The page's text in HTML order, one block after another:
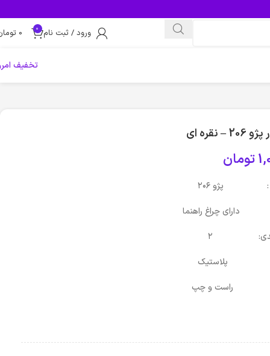
ورود / ثبت نام 0
0
تخفیف
ای
تومان
: پژو ۲۰۶
: دارای چراغ راهنما
۲
پلاستیک
و چپ